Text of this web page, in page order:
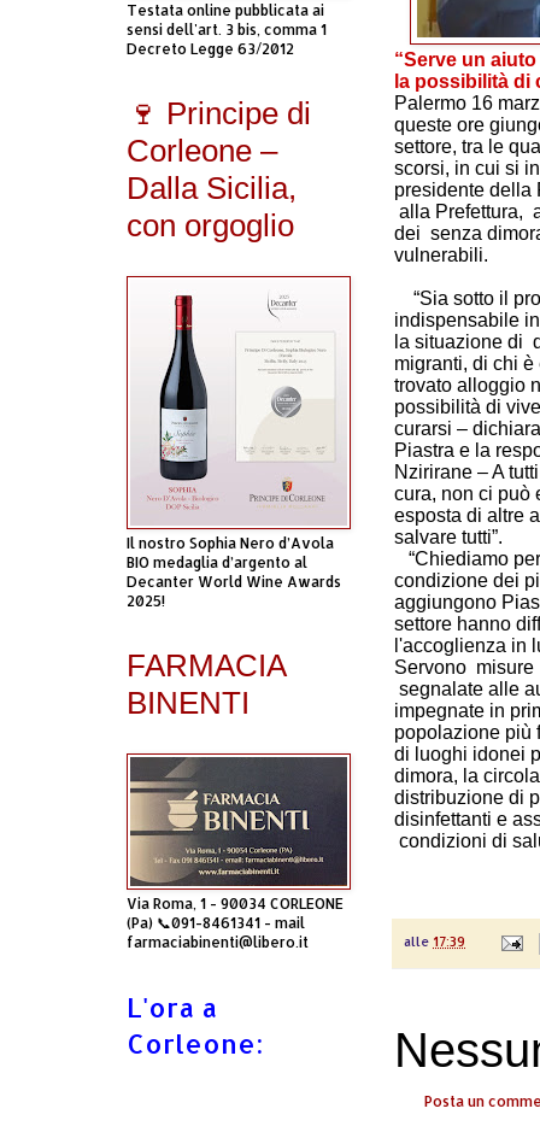
“Serve un
la possibilità
Palermo 16
queste ore
settore, tra le
scorsi, in cui si
presidente
alla Prefettura,
dei senza
vulnerabili.
“Sia sotto il
indispensabile
la situazione di
migranti, di chi
trovato alloggio
possibilità di
curarsi –
Piastra e la
Nzirirane – A
cura, non ci può
esposta di altre
salvare tutti”.
“Chiediamo
condizione dei
aggiungono
settore hanno
l'accoglienza in
Servono misure
segnalate alle
impegnate in
popolazione più
di luoghi idonei
dimora, la
distribuzione di
disinfettanti e
condizioni di
alle 17:39
Posta un
Testata online pubblicata ai
sensi dell'art. 3 bis, comma 1
Decreto Legge 63/2012
🍷 Principe di
Corleone –
Dalla Sicilia,
con orgoglio
Il nostro Sophia Nero d’Avola
BIO medaglia d’argento al
Decanter World Wine Awards
2025!
FARMACIA
BINENTI
Via Roma, 1 - 90034 CORLEONE
(Pa) 📞091-8461341 - mail
farmaciabinenti@libero.it
L'ora a
Corleone: